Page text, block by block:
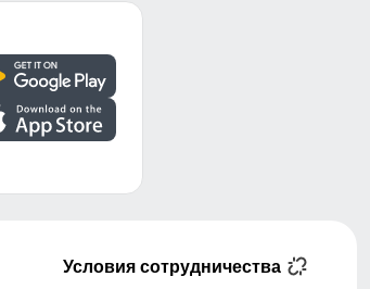
Условия сотрудничества